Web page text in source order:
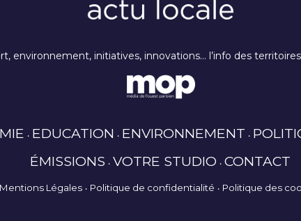
environnement, initiatives, innovations… l’info des
EDUCATION ENVIRONNEMENT
ÉMISSIONS VOTRE STUDIO CONTACT
Mentions Légales Politique de confidentialité Politique des